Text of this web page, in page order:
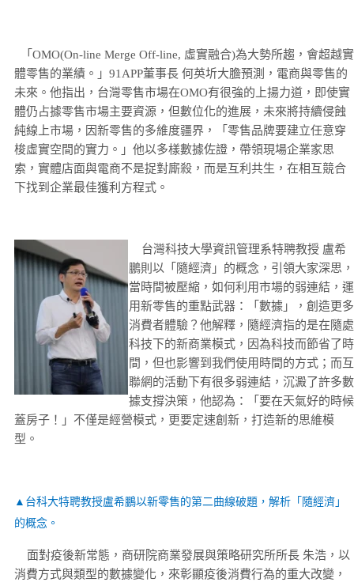
「OMO(On-line Merge Off-line, 虛實融合)為大勢所趨，會超越實
體零售的業績。」91APP董事長 何英圻大膽預測，電商與零售的
未來。他指出，台灣零售市場在OMO有很強的上揚力道，即使實
體仍占據零售市場主要資源，但數位化的進展，未來將持續侵蝕
純線上市場，因新零售的多維度疆界，「零售品牌要建立任意穿
梭虛實空間的實力。」他以多樣數據佐證，帶領現場企業家思
索，實體店面與電商不是捉對廝殺，而是互利共生，在相互競合
下找到企業最佳獲利方程式。
台灣科技大學資訊管理系特聘教授 盧希
鵬則以「隨經濟」的概念，引領大家深思，
當時間被壓縮，如何利用市場的弱連結，運
用新零售的重點武器：「數據」，創造更多
消費者體驗？他解釋，隨經濟指的是在隨處
科技下的新商業模式，因為科技而節省了時
間，但也影響到我們使用時間的方式；而互
聯網的活動下有很多弱連結，沉澱了許多數
據支撐決策，他認為：「要在天氣好的時候
蓋房子！」不僅是經營模式，更要定速創新，打造新的思維模
型。
▲台科大特聘教授盧希鵬以新零售的第二曲線破題，解析「隨經濟 」
的概念。
面對疫後新常態，商研院商業發展與策略研究所所長 朱浩，以
消費方式與類型的數據變化，來彰顯疫後消費行為的重大改變，